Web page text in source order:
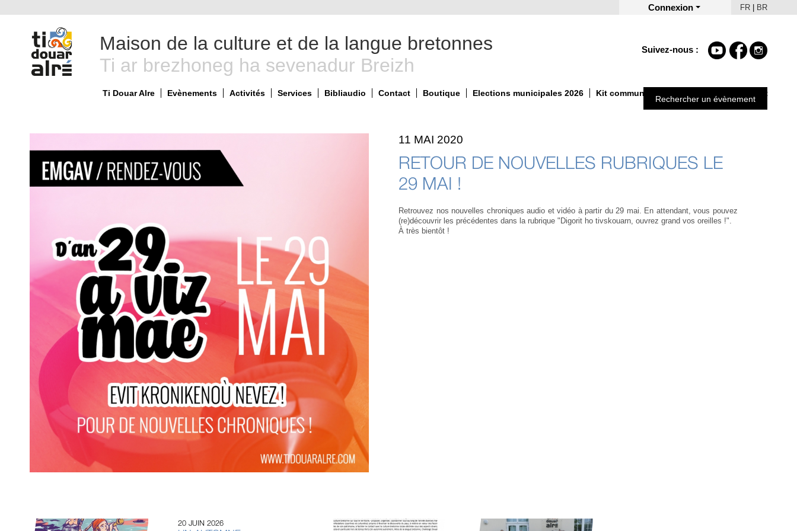
Connexion FR BR
Suivez-nous :
Maison de la culture et de la langue bretonnes
Ti ar brezhoneg ha sevenadur Breizh
Ti Douar Alre Evènements Activités Services Bibliaudio Contact Boutique Elections municipales 2026 Kit communication Un Automne autrement
Rechercher un évènement
11 MAI 2020
RETOUR DE NOUVELLES RUBRIQUES LE
29 MAI !
Retrouvez nos nouvelles chroniques audio et vidéo à partir du 29 mai. En attendant, vous pouvez
(re)découvrir les précédentes dans la rubrique "Digorit ho tivskouarn, ouvrez grand vos oreilles !".
À très bientôt !
20 JUIN 2026